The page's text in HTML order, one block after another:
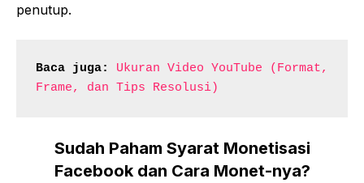
penutup.
Baca juga:
Ukuran Video YouTube (Format,
Frame, dan Tips Resolusi)
Sudah Paham Syarat Monetisasi
Facebook dan Cara Monet-nya?